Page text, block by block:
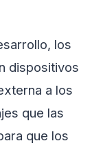
los
dispositivos
a los
que las
que los